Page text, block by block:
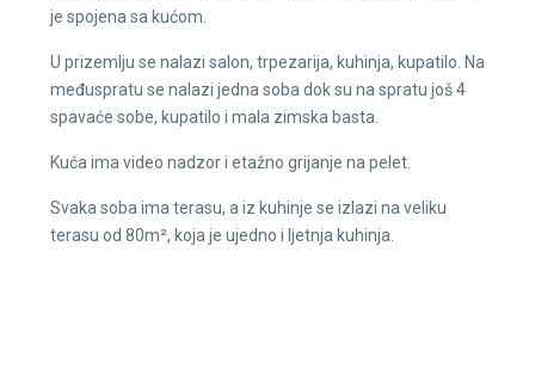
je spojena sa kućom.
U prizemlju se nalazi salon, trpezarija, kuhinja, kupatilo. Na
međuspratu se nalazi jedna soba dok su na spratu još 4
spavaće sobe, kupatilo i mala zimska basta.
Kuća ima video nadzor i etažno grijanje na pelet.
Svaka soba ima terasu, a iz kuhinje se izlazi na veliku
terasu od 80m², koja je ujedno i ljetnja kuhinja.